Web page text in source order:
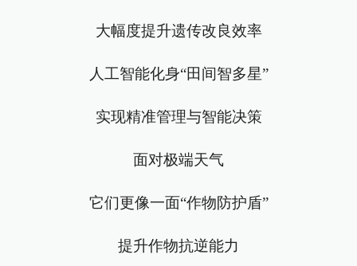
大幅度提升遗传改良效率
人工智能化身“田间智多星”
实现精准管理与智能决策
面对极端天气
它们更像一面“作物防护盾”
提升作物抗逆能力